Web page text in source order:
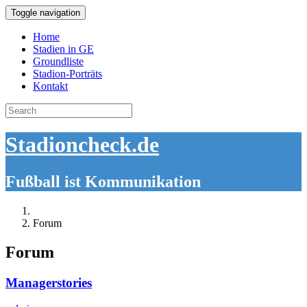
Toggle navigation
Home
Stadien in GE
Groundliste
Stadion-Porträts
Kontakt
Search
for:
Stadioncheck.de
Fußball ist Kommunikation
Forum
Forum
Managerstories